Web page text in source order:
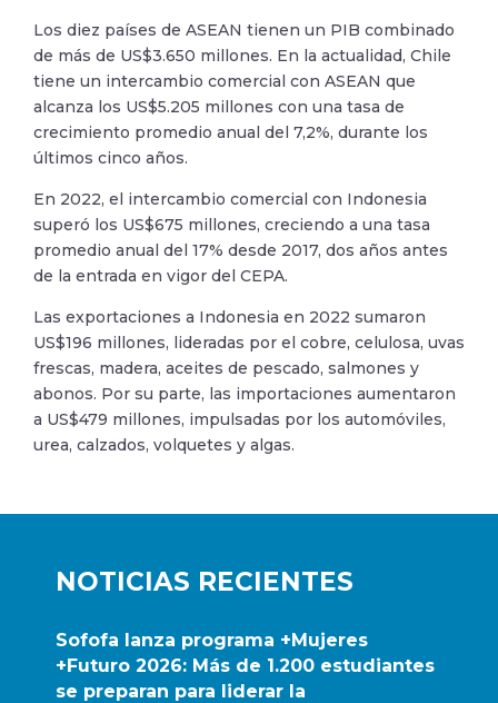
NOTICIAS RECIENTES
Sofofa lanza programa +Mujeres
+Futuro 2026: Más de 1.200 estudiantes
se preparan para liderar la
Los diez países de ASEAN tienen un PIB combinado
de más de US$3.650 millones. En la actualidad, Chile
tiene un intercambio comercial con ASEAN que
alcanza los US$5.205 millones con una tasa de
crecimiento promedio anual del 7,2%, durante los
últimos cinco años.
En 2022, el intercambio comercial con Indonesia
superó los US$675 millones, creciendo a una tasa
promedio anual del 17% desde 2017, dos años antes
de la entrada en vigor del CEPA.
Las exportaciones a Indonesia en 2022 sumaron
US$196 millones, lideradas por el cobre, celulosa, uvas
frescas, madera, aceites de pescado, salmones y
abonos. Por su parte, las importaciones aumentaron
a US$479 millones, impulsadas por los automóviles,
urea, calzados, volquetes y algas.